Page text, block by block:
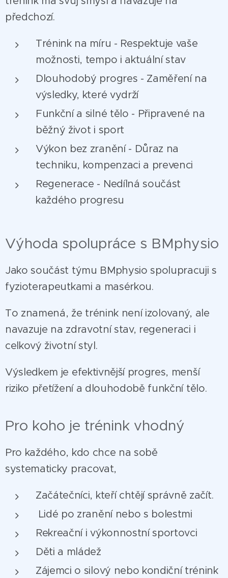
předchozí.
Trénink na míru - Respektuje vaše
možnosti, tempo i aktuální stav
Dlouhodobý progres - Zaměření na
výsledky, které vydrží
Funkční a silné tělo - Připravené na
běžný život i sport
Výkon bez zranění - Důraz na
techniku, kompenzaci a prevenci
Regenerace - Nedílná součást
každého progresu
Výhoda spolupráce s BMphysio
Jako součást týmu BMphysio spolupracuji s
fyzioterapeutkami a masérkou.
To znamená, že trénink není izolovaný, ale
navazuje na zdravotní stav, regeneraci i
celkový životní styl.
Výsledkem je efektivnější progres, menší
riziko přetížení a dlouhodobě funkční tělo.
Pro koho je trénink vhodný
Pro každého, kdo chce na sobě
systematicky pracovat,
Začátečníci, kteří chtějí správně začít.
Lidé po zranění nebo s bolestmi
Rekreační i výkonnostní sportovci
Děti a mládež
Zájemci o silový nebo kondiční trénink